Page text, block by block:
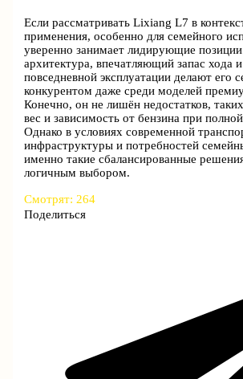
Если рассматривать Lixiang L7 в
применения, особенно для семейного
уверенно занимает лидирующие
архитектура, впечатляющий запас хода
повседневной эксплуатации делают его
конкурентом даже среди моделей
Конечно, он не лишён недостатков,
вес и зависимость от бензина при
Однако в условиях современной
инфраструктуры и потребностей
именно такие сбалансированные
логичным выбором.
Смотрят: 264
Поделиться